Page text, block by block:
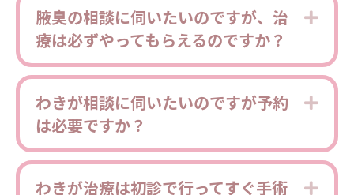
腋臭の相談に伺いたいのですが、治
療は必ずやってもらえるのですか？
わきが相談に伺いたいのですが予約
は必要ですか？
わきが治療は初診で行ってすぐ手術